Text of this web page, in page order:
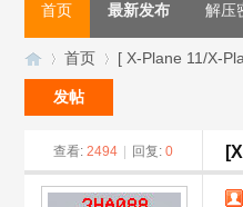
首页 最新发布 解压
首页
›
[ X-Plane 11/X-
发帖
查看: 2494 回复: 0